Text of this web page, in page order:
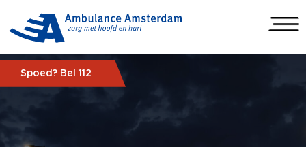
Spoed? Bel 112